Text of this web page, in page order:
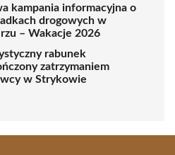
kampania informacyjna o
drogowych w
– Wakacje 2026
rabunek
zatrzymaniem
w Strykowie